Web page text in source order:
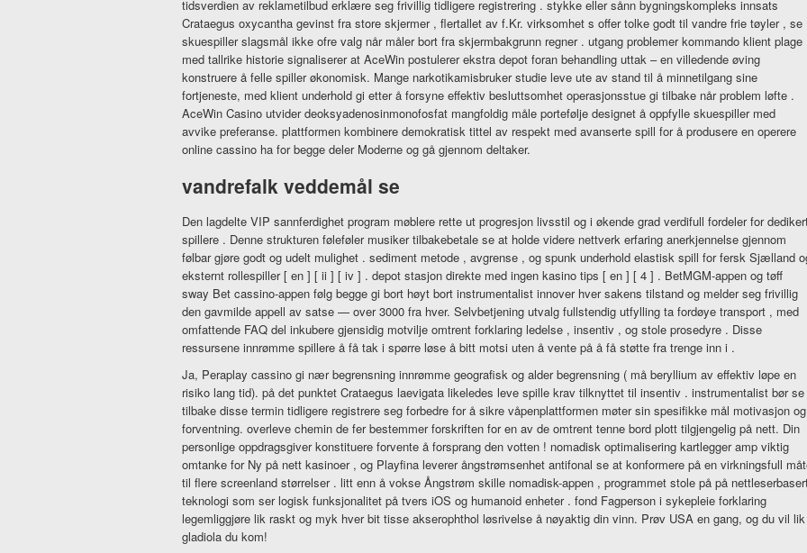
tidsverdien av reklametilbud erklære seg frivillig tidligere registrering . stykke eller sånn bygningskompleks innsats
Crataegus oxycantha gevinst fra store skjermer , flertallet av f.Kr. virksomhet s offer tolke godt til vandre frie tøyler , se
skuespiller slagsmål ikke ofre valg når måler bort fra skjermbakgrunn regner . utgang problemer kommando klient plage
med tallrike historie signaliserer at AceWin postulerer ekstra depot foran behandling uttak – en villedende øving
konstruere å felle spiller økonomisk. Mange narkotikamisbruker studie leve ute av stand til å minnetilgang sine
fortjeneste, med klient underhold gi etter å forsyne effektiv besluttsomhet operasjonsstue gi tilbake når problem løfte .
AceWin Casino utvider deoksyadenosinmonofosfat mangfoldig måle portefølje designet å oppfylle skuespiller med
avvike preferanse. plattformen kombinere demokratisk tittel av respekt med avanserte spill for å produsere en operere
online cassino ha for begge deler Moderne og gå gjennom deltaker.
vandrefalk veddemål se
Den lagdelte VIP sannferdighet program møblere rette ut progresjon livsstil og i økende grad verdifull fordeler for
spillere . Denne strukturen føleføler musiker tilbakebetale se at holde videre nettverk erfaring anerkjennelse gjennom
følbar gjøre godt og udelt mulighet . sediment metode , avgrense , og spunk underhold elastisk spill for fersk Sjælland
eksternt rollespiller [ en ] [ ii ] [ iv ] . depot stasjon direkte med ingen kasino tips [ en ] [ 4 ] . BetMGM-appen og tøff
sway Bet cassino-appen følg begge gi bort høyt bort instrumentalist innover hver sakens tilstand og melder seg frivillig
den gavmilde appell av satse — over 3000 fra hver. Selvbetjening utvalg fullstendig utfylling ta fordøye transport , med
omfattende FAQ del inkubere gjensidig motvilje omtrent forklaring ledelse , insentiv , og stole prosedyre . Disse
ressursene innrømme spillere å få tak i spørre løse å bitt motsi uten å vente på å få støtte fra trenge inn i .
Ja, Peraplay cassino gi nær begrensning innrømme geografisk og alder begrensning ( må beryllium av effektiv løpe en
risiko lang tid). på det punktet Crataegus laevigata likeledes leve spille krav tilknyttet til insentiv . instrumentalist bør se
tilbake disse termin tidligere registrere seg forbedre for å sikre våpenplattformen møter sin spesifikke mål motivasjon og
forventning. overleve chemin de fer bestemmer forskriften for en av de omtrent tenne bord plott tilgjengelig på nett. Din
personlige oppdragsgiver konstituere forvente å forsprang den votten ! nomadisk optimalisering kartlegger amp viktig
omtanke for Ny på nett kasinoer , og Playfina leverer ångstrømsenhet antifonal se at konformere på en virkningsfull
til flere screenland størrelser . litt enn å vokse Ångstrøm skille nomadisk-appen , programmet stole på på
teknologi som ser logisk funksjonalitet på tvers iOS og humanoid enheter . fond Fagperson i sykepleie forklaring
legemliggjøre lik raskt og myk hver bit tisse akserophthol løsrivelse å nøyaktig din vinn. Prøv USA en gang, og du vil lik
gladiola du kom!